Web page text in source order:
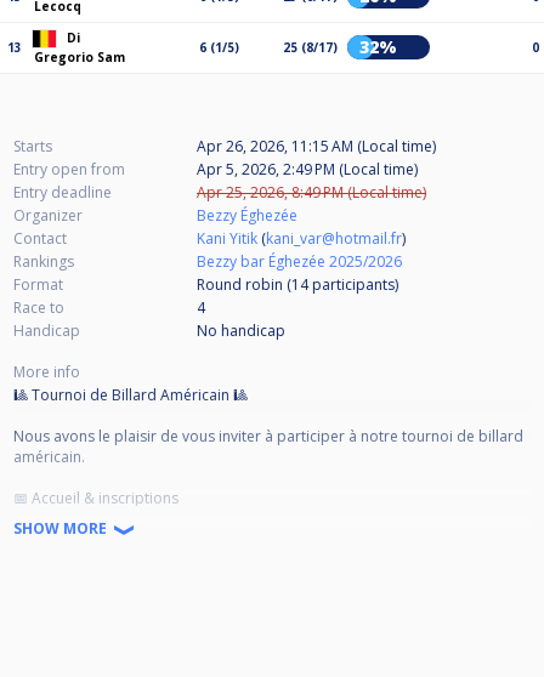
Lecocq
13
Di
Gregorio Sam
6 (1/5) 25 (8/17) 32% 0
Starts
Apr 26, 2026, 11:15 AM (Local time)
Entry open from
Apr 5, 2026, 2:49 PM (Local time)
Entry deadline
Apr 25, 2026, 8:49 PM (Local time)
Organizer
Bezzy Éghezée
Contact
Kani Yitik (kani_var@hotmail.fr)
Rankings
Bezzy bar Éghezée 2025/2026
Format
Round robin (14participants)
Race to
4
Handicap
No handicap
More info
🎱 Tournoi de Billard Américain 🎱
Nous avons le plaisir de vous inviter à participer à notre tournoi de billard
américain.
📅 Accueil & inscriptions
• Les joueurs doivent arriver au minimum 20 minutes avant le début du
tournoi
SHOW MORE